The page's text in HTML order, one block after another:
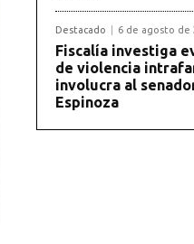
Destacado 6 de agosto de
Fiscalía investiga
de violencia
involucra al
Espinoza